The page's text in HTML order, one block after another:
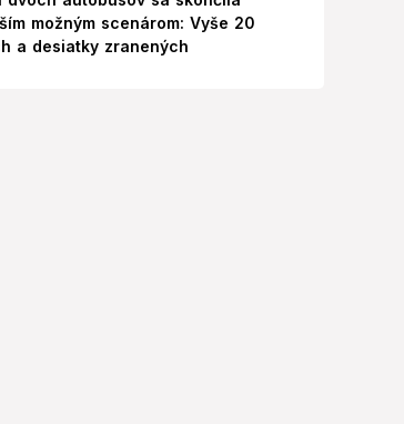
možným scenárom: Vyše 20
a desiatky zranených